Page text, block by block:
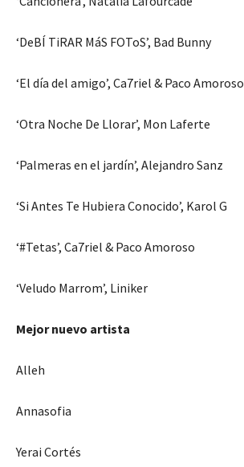
‘DeBÍ TiRAR MáS FOToS’, Bad Bunny
‘El día del amigo’, Ca7riel & Paco Amoroso
‘Otra Noche De Llorar’, Mon Laferte
‘Palmeras en el jardín’, Alejandro Sanz
‘Si Antes Te Hubiera Conocido’, Karol G
‘#Tetas’, Ca7riel & Paco Amoroso
‘Veludo Marrom’, Liniker
Mejor nuevo artista
Alleh
Annasofia
Yerai Cortés